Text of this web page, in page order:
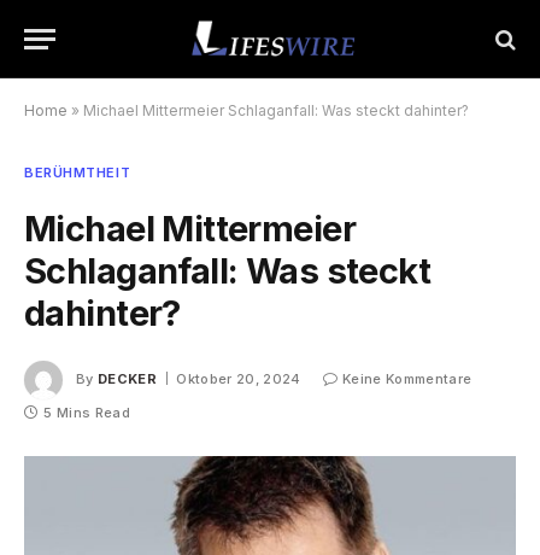
Home » Michael Mittermeier Schlaganfall: Was steckt dahinter?
BERÜHMTHEIT
Michael Mittermeier
Schlaganfall: Was steckt
dahinter?
By DECKER Oktober 20, 2024
Keine Kommentare
5 Mins Read